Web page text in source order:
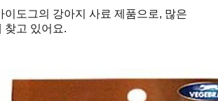
이도그의 강아지 사료 제품으로, 많은
찾고 있어요.